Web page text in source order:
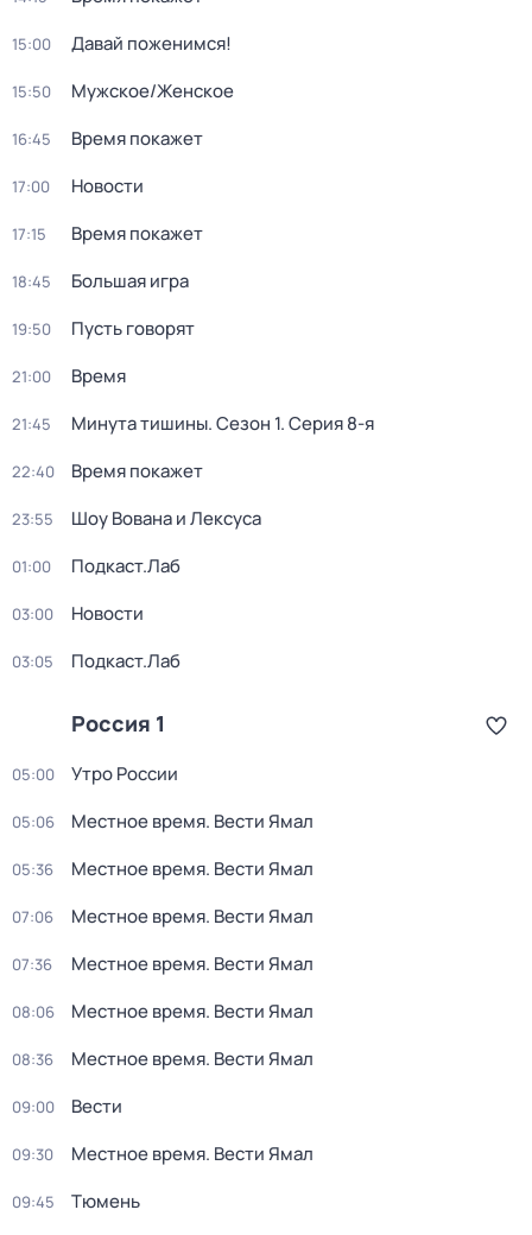
15:00 Давай поженимся!
15:50 Мужское/Женское
16:45 Время покажет
17:00 Новости
17:15 Время покажет
18:45 Большая игра
19:50 Пусть говорят
21:00 Время
21:45 Минута тишины. Сезон 1. Серия 8-я
22:40 Время покажет
23:55 Шоу Вована и Лексуса
01:00 Подкаст.Лаб
03:00 Новости
03:05 Подкаст.Лаб
Россия 1
05:00 Утро России
05:06 Местное время. Вести Ямал
05:36 Местное время. Вести Ямал
07:06 Местное время. Вести Ямал
07:36 Местное время. Вести Ямал
08:06 Местное время. Вести Ямал
08:36 Местное время. Вести Ямал
09:00 Вести
09:30 Местное время. Вести Ямал
09:45 Тюмень